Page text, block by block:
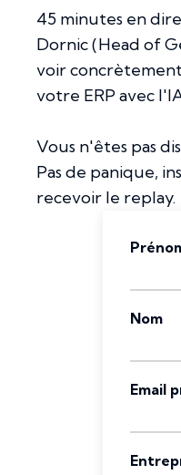
45 minutes en
Dornic (Head of
voir
votre ERP avec
Vous n'êtes pas
Pas de panique,
recevoir le replay.
Nom
Email